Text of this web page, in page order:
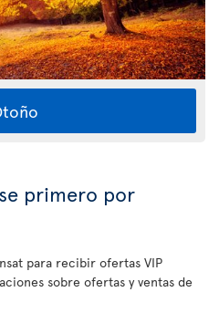
primero por
para recibir ofertas VIP
sobre ofertas y ventas de